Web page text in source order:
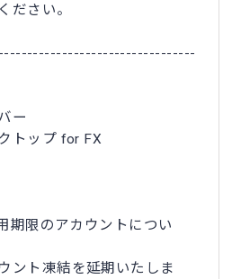
ださい。
ー
トップ for FX
限のアカウントについ
ント凍結を延期いたしま